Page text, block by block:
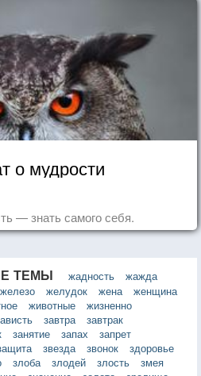
о мудрости
— знать самого себя.
ТЕМЫ жадность
жажда
железо желудок жена
женщина
животные
жизненно
завтра
завтрак
занятие запах
запрет
звезда звонок
здоровье
злоба злодей злость
змея